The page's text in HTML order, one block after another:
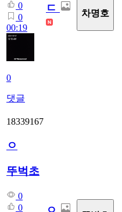
0
0
00:19
0
댓글
ㄷ 차명호
18339167
ㅇ
뚜벅초
0
0